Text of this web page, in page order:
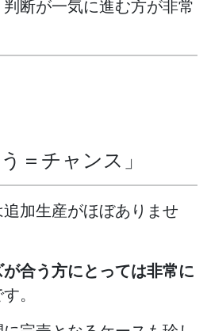
断が一気に進む方が非常
＝チャンス」
加生産がほぼありませ
合う方にとっては非常に
。